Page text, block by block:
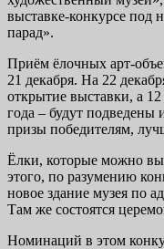
выставке-конкурсе под
парад».
Приём ёлочных арт-
21 декабря. На 22
открытие выставки, а
года – будут
призы победителям,
Ёлки, которые можно
этого, по разумению
новое здание музея по
Там же состоятся
Номинаций в этом